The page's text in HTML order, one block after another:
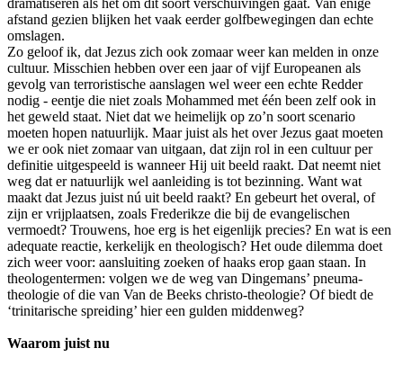
afstand gezien blijken het vaak eerder golfbewegingen dan echte
omslagen.
Zo geloof ik, dat Jezus zich ook zomaar weer kan melden in onze
cultuur. Misschien hebben over een jaar of vijf Europeanen als
gevolg van terroristische aanslagen wel weer een echte Redder
nodig - eentje die niet zoals Mohammed met één been zelf ook in
het geweld staat. Niet dat we heimelijk op zo’n soort scenario
moeten hopen natuurlijk. Maar juist als het over Jezus gaat moeten
we er ook niet zomaar van uitgaan, dat zijn rol in een cultuur per
definitie uitgespeeld is wanneer Hij uit beeld raakt. Dat neemt niet
weg dat er natuurlijk wel aanleiding is tot bezinning. Want wat
maakt dat Jezus juist nú uit beeld raakt? En gebeurt het overal, of
zijn er vrijplaatsen, zoals Frederikze die bij de evangelischen
vermoedt? Trouwens, hoe erg is het eigenlijk precies? En wat is een
adequate reactie, kerkelijk en theologisch? Het oude dilemma doet
zich weer voor: aansluiting zoeken of haaks erop gaan staan. In
theologentermen: volgen we de weg van Dingemans’ pneuma-
theologie of die van Van de Beeks christo-theologie? Of biedt de
‘trinitarische spreiding’ hier een gulden middenweg?
Waarom juist nu